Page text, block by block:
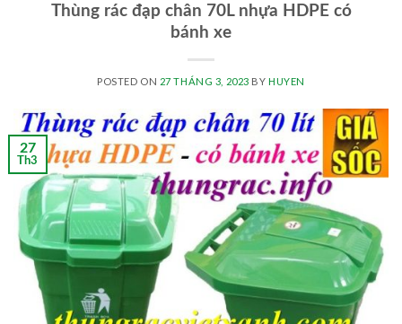
Thùng rác đạp chân 70L nhựa HDPE có
bánh xe
POSTED ON 27 THÁNG 3, 2023 BY HUYEN
27
Th3